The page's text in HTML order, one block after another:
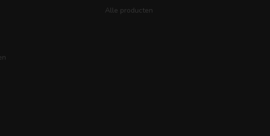
Alle producten